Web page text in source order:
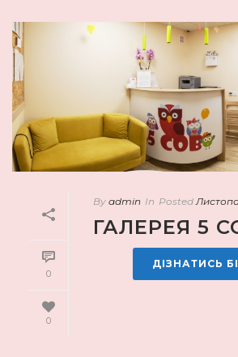
0
0
By admin In Posted
ГАЛЕРЕЯ 5
ДІЗНАТИСЬ